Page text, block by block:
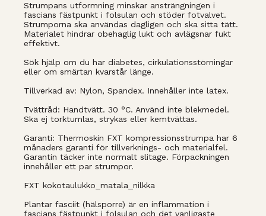
Strumpans utformning minskar ansträngningen i
fascians fästpunkt i folsulan och stöder fotvalvet.
Strumporna ska användas dagligen och ska sitta tätt.
Materialet hindrar obehaglig lukt och avlägsnar fukt
effektivt.
Sök hjälp om du har diabetes, cirkulationsstörningar
eller om smärtan kvarstår länge.
Tillverkad av: Nylon, Spandex. Innehåller inte latex.
Tvättråd: Handtvätt. 30 °C. Använd inte blekmedel.
Ska ej torktumlas, strykas eller kemtvättas.
Garanti: Thermoskin FXT kompressionsstrumpa har 6
månaders garanti för tillverknings- och materialfel.
Garantin täcker inte normalt slitage. Förpackningen
innehåller ett par strumpor.
FXT kokotaulukko_matala_nilkka
Plantar fasciit (hälsporre) är en inflammation i
fascians fästpunkt i folsulan och det vanligaste